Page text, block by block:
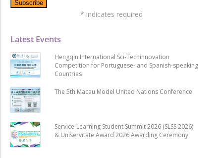
Latest Events
Hengqin International Sci-Techinnovation
Competition for Portuguese- and Spanish-speaking
Countries
The 5th Macau Model United Nations Conference
Service-Learning Student Summit 2026 (SLSS 2026)
& Uniservitate Award 2026 Awarding Ceremony
* indicates required